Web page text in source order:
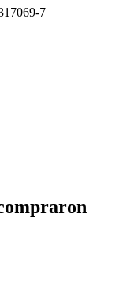
7